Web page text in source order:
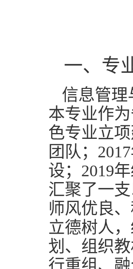
一、专
信息管理
本专业作
色专业立项
团队； 2017
设； 2019
汇聚了一
师风优良
立德树人
划、组织
行重组、